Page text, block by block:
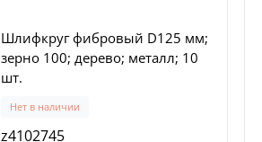
Шлифкруг фибровый D125 мм;
зерно 100; дерево; металл; 10
шт.
Нет в наличии
z4102745